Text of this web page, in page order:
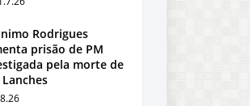
Rodrigues
prisão de PM
pela morte de
Lanches